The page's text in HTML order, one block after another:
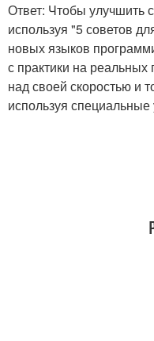
Ответ: Чтобы улучшить
используя "5 советов
новых языков
с практики на
над своей скоростью и
используя